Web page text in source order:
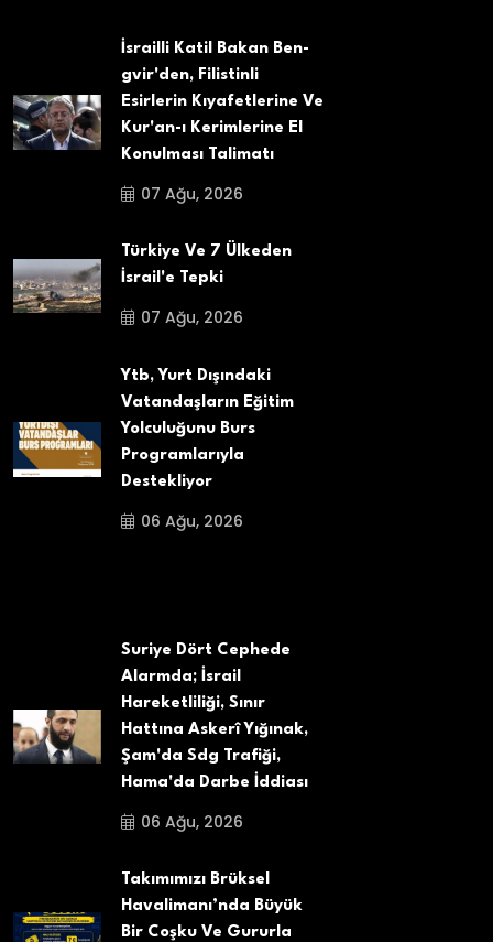
İsrailli Katil Bakan Ben-
gvir'den, Filistinli
Esirlerin Kıyafetlerine Ve
Kur'an-ı Kerimlerine El
Konulması Talimatı
07 Ağu, 2026
Türkiye Ve 7 Ülkeden
İsrail'e Tepki
07 Ağu, 2026
Ytb, Yurt Dışındaki
Vatandaşların Eğitim
Yolculuğunu Burs
Programlarıyla
Destekliyor
06 Ağu, 2026
Suriye Dört Cephede
Alarmda; İsrail
Hareketliliği, Sınır
Hattına Askerî Yığınak,
Şam'da Sdg Trafiği,
Hama'da Darbe İddiası
06 Ağu, 2026
Takımımızı Brüksel
Havalimanı’nda Büyük
Bir Coşku Ve Gururla